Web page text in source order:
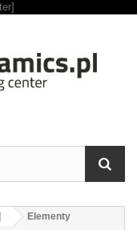
Elementy